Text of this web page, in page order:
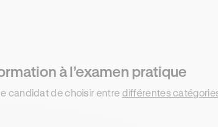
à l’examen pratique
candidat de choisir entre différentes